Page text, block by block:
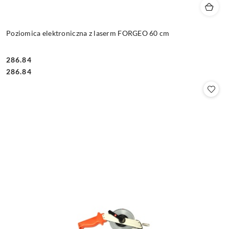
Poziomica elektroniczna z laserm FORGEO 60 cm
Cena:
286.84
Cena:
286.84